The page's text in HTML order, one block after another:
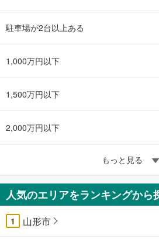
駐車場が2台以上ある
1,000万円以下
1,500万円以下
2,000万円以下
もっと見る
人気のエリアをランキングから
1 山形市